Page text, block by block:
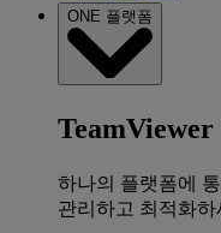
ONE 플랫폼
하나의 플랫폼에
관리하고 최적화하